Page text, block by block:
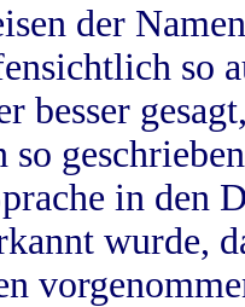
der
so
besser
so
in
wurde,